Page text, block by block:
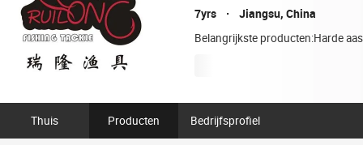
7yrs Jiangsu, China
Belangrijkste producten:Harde
Thuis Producten Bedrijfsprofiel